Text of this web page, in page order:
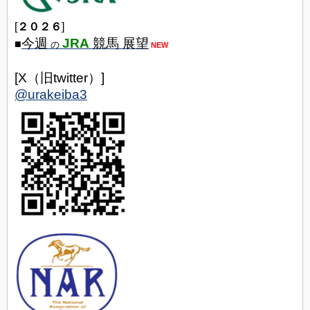
[２０２６]
■今週 の JRA 競馬 展望 NEW
[X（旧twitter）]
@urakeiba3